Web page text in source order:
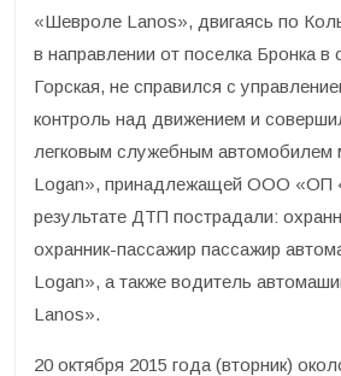
«Шевроле Lanos», двигаясь по
в направлении от поселка Бронка в
Горская, не справился с
контроль над движением и
легковым служебным автомобилем
Logan», принадлежащей ООО «ОП
результате ДТП пострадали:
охранник-пассажир пассажир
Logan», а также водитель
Lanos».
20 октября 2015 года (вторник)